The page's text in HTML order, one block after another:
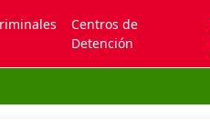
Centros de
Detención